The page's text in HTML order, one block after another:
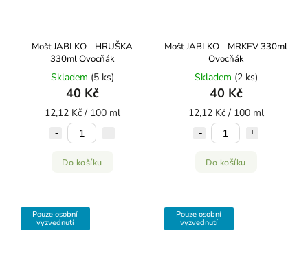
Mošt JABLKO - HRUŠKA
330ml Ovocňák
Skladem (5 ks)
40 Kč
12,12 Kč / 100 ml
Do košíku
Mošt JABLKO - MRKEV 330ml
Ovocňák
Skladem (2 ks)
40 Kč
12,12 Kč / 100 ml
Do košíku
Pouze osobní
vyzvednutí
Pouze osobní
vyzvednutí